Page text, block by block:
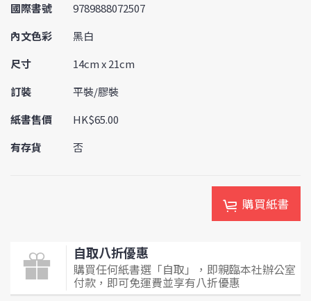
國際書號
9789888072507
內文色彩
黑白
尺寸
14cm x 21cm
訂裝
平裝/膠裝
紙書售價
HK$65.00
有存貨
否
購買紙書
自取八折優惠
購買任何紙書選「自取」，即親臨本社辦公室
付款，即可免運費並享有八折優惠